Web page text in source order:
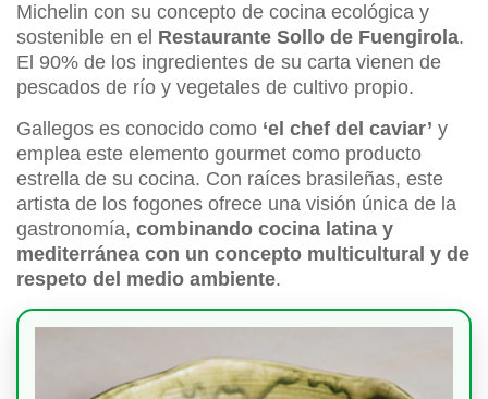
Michelin con su concepto de cocina ecológica y
sostenible en el Restaurante Sollo de Fuengirola.
El 90% de los ingredientes de su carta vienen de
pescados de río y vegetales de cultivo propio.
Gallegos es conocido como ‘el chef del caviar’ y
emplea este elemento gourmet como producto
estrella de su cocina. Con raíces brasileñas, este
artista de los fogones ofrece una visión única de la
gastronomía, combinando cocina latina y
mediterránea con un concepto multicultural y de
respeto del medio ambiente.